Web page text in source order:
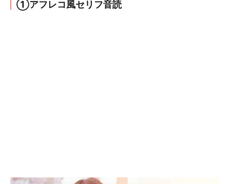
①アフレコ風セリフ音読